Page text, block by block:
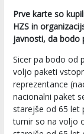
Prve karte so
HZS in
javnosti, da bodo
Sicer pa bodo od
voljo paketi
reprezentance
nacionalni paket
starejše od 65 let
turnir so na voljo